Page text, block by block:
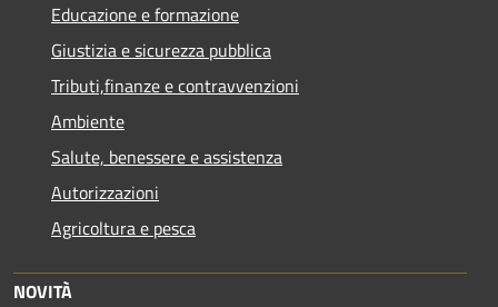
Educazione e formazione
Giustizia e sicurezza pubblica
Tributi,finanze e contravvenzioni
Ambiente
Salute, benessere e assistenza
Autorizzazioni
Agricoltura e pesca
NOVITÀ